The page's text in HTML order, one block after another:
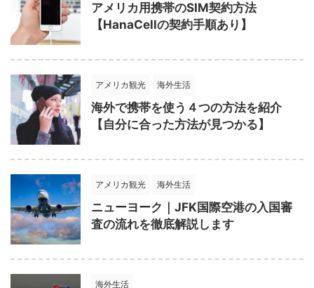
アメリカ用携帯のSIM契約方法
【HanaCellの契約手順あり】
アメリカ観光 海外生活
海外で携帯を使う４つの方法を紹介
【自分に合った方法が見つかる】
アメリカ観光 海外生活
ニューヨーク｜JFK国際空港の入国審
査の流れを徹底解説します
海外生活